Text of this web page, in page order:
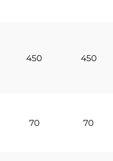
450 450
70 70